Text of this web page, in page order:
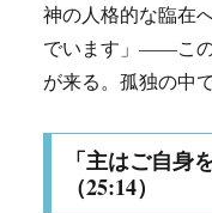
神の人格的な臨在
でいます」——この
が来る。孤独の中
「主はご自身
（25:14）